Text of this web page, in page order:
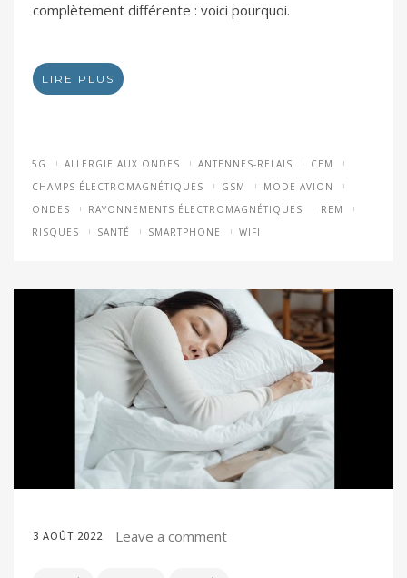
complètement différente : voici pourquoi.
LIRE PLUS
5G ALLERGIE AUX ONDES ANTENNES-RELAIS
CEM
CHAMPS ÉLECTROMAGNÉTIQUES
GSM
MODE AVION
ONDES
RAYONNEMENTS ÉLECTROMAGNÉTIQUES
REM
RISQUES
SANTÉ SMARTPHONE WIFI
3 AOÛT 2022 Leave a comment